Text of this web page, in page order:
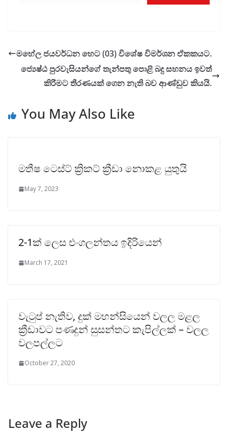
මහේල ජයවර්ධන හෙට (03) විශේෂ විමර්ශන ඒකකයට.
ජ්‍යෙෂ්ඨ පුරවැසියන්ගේ තැන්පතු පොළි බදු සහනය ඉවත්
කිරීමට තීරණයක් ගෙන නැති බව ආණ්ඩුව කියයි.
You May Also Like
මතීෂ ටෙස්ට් ක්‍රිකට් ක්‍රීඩා නොකළ යුතුයි
May 7, 2023
2-1ක් ලෙස එංගලන්තය ඉදිරියෙන්
March 17, 2021
වැටුප් නැතිව, දුක් මහන්සියෙන් වලල මළල
ක්‍රීඩාවට පණදුන් සුසන්තට කැපිල්ලක් – වලල
වලපල්ලට
October 27, 2020
Leave a Reply